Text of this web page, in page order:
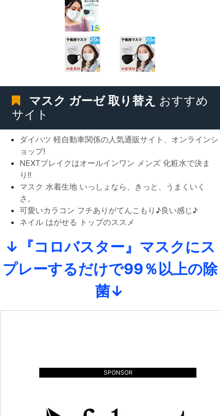
マスク ガーゼ 取り替え おすすめ
サイト
ダイハツ 軽自動車関係の人気通販サイト、オンラインシ
ョップ!
NEXTブレイクはオールインワン メンズ 化粧水で決ま
り!!
マスク 水着生地 いっしょなら、きっと、うまくいく
さ。
可愛いカラコン フチありがてんこもり♪良い感じ♪
ネイル はがせる トップのススメ
↓『コロバスター』マスクにス
プレーするだけで99％以上の除
菌↓
SPONSOR